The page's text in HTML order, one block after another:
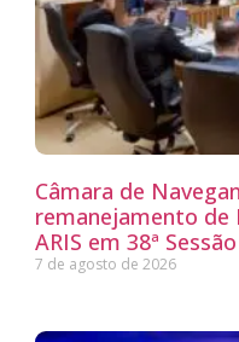
Câmara de
remanejamento de
ARIS em 38ª Sessão
7 de agosto de 2026